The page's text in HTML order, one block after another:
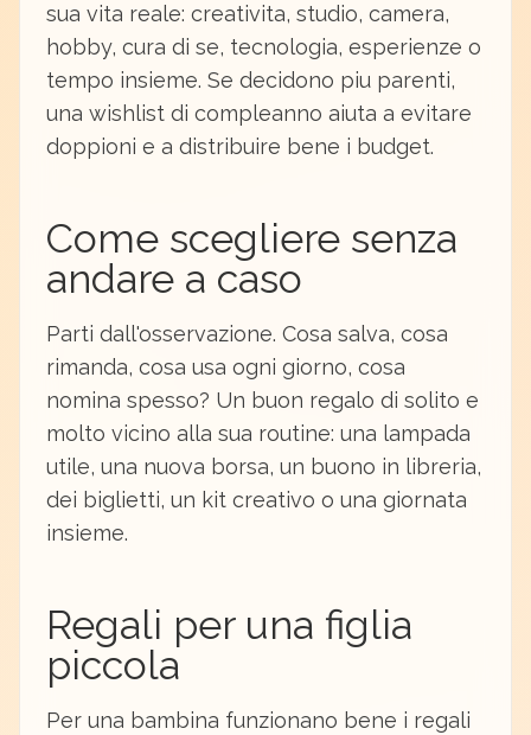
sua vita reale: creativita, studio, camera,
hobby, cura di se, tecnologia, esperienze o
tempo insieme. Se decidono piu parenti,
una wishlist di compleanno aiuta a evitare
doppioni e a distribuire bene i budget.
Come scegliere senza
andare a caso
Parti dall'osservazione. Cosa salva, cosa
rimanda, cosa usa ogni giorno, cosa
nomina spesso? Un buon regalo di solito e
molto vicino alla sua routine: una lampada
utile, una nuova borsa, un buono in libreria,
dei biglietti, un kit creativo o una giornata
insieme.
Regali per una figlia
piccola
Per una bambina funzionano bene i regali